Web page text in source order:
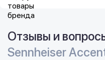
Отзывы и
Sennheiser